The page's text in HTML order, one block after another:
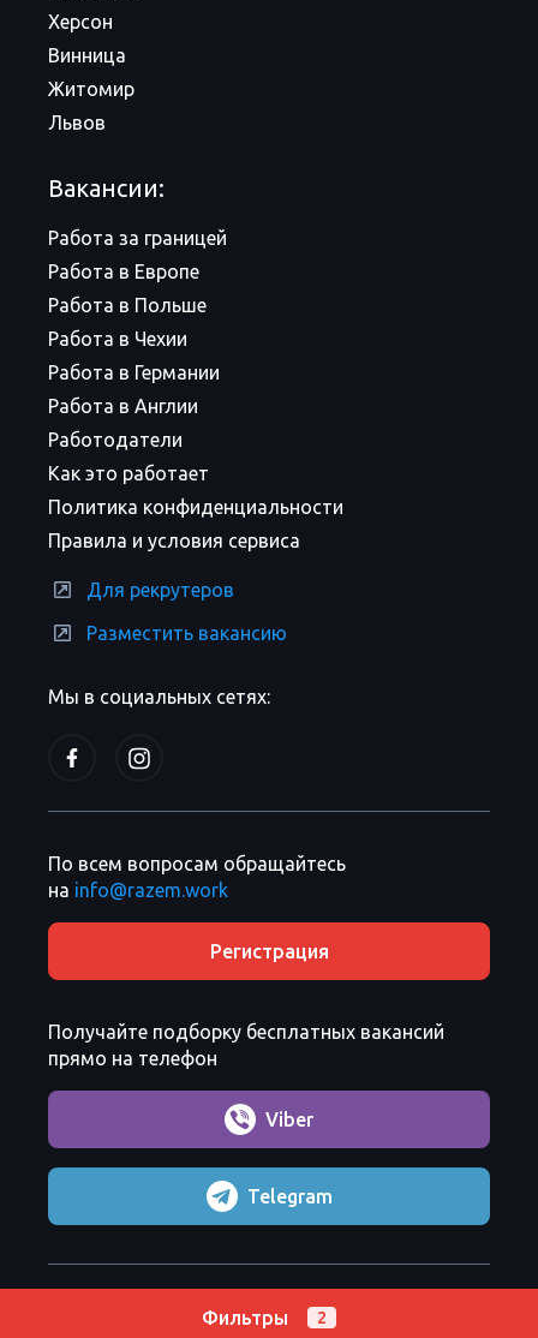
Фильтры 2
Мы в социальных сетях:
Херсон
Винница
Житомир
Львов
Вакансии:
Работа за границей
Работа в Европе
Работа в Польше
Работа в Чехии
Работа в Германии
Работа в Англии
Работодатели
Как это работает
Политика конфиденциальности
Правила и условия сервиса
Для рекрутеров
Разместить вакансию
По всем вопросам обращайтесь
на info@razem.work
Регистрация
Получайте подборку бесплатных вакансий
прямо на телефон
Viber
Telegram